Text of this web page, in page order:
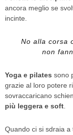
ancora meglio se
incinte.
No alla corsa
non
Yoga e pilates sono
grazie al loro potere
sovraccaricano
più leggera e soft.
Quando ci si sdraia